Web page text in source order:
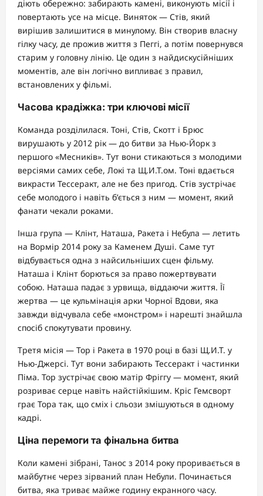
діють обережно: забирають камені, виконують місії і
повертають усе на місце. Виняток — Стів, який
вирішив залишитися в минулому. Він створив власну
гілку часу, де прожив життя з Пеггі, а потім повернувся
старим у головну лінію. Це один з найдискусійніших
моментів, але він логічно випливає з правил,
встановлених у фільмі.
Часова крадіжка: три ключові місії
Команда розділилася. Тоні, Стів, Скотт і Брюс
вирушають у 2012 рік — до битви за Нью-Йорк з
першого «Месників». Тут вони стикаються з молодими
версіями самих себе, Локі та Щ.И.Т.ом. Тоні вдається
викрасти Тессеракт, але не без пригод. Стів зустрічає
себе молодого і навіть б’ється з ним — момент, який
фанати чекали роками.
Інша група — Клінт, Наташа, Ракета і Небула — летить
на Вормір 2014 року за Каменем Душі. Саме тут
відбувається одна з найсильніших сцен фільму.
Наташа і Клінт борються за право пожертвувати
собою. Наташа падає з урвища, віддаючи життя. Її
жертва — це кульмінація арки Чорної Вдови, яка
завжди відчувала себе «монстром» і нарешті знайшла
спосіб спокутувати провину.
Третя місія — Тор і Ракета в 1970 році в базі Щ.И.Т. у
Нью-Джерсі. Тут вони забирають Тессеракт і частинки
Піма. Тор зустрічає свою матір Фріггу — момент, який
розриває серце навіть найстійкішим. Кріс Гемсворт
грає Тора так, що сміх і сльози змішуються в одному
кадрі.
Ціна перемоги та фінальна битва
Коли камені зібрані, Танос з 2014 року проривається в
майбутнє через зірваний план Небули. Починається
битва, яка триває майже годину екранного часу.